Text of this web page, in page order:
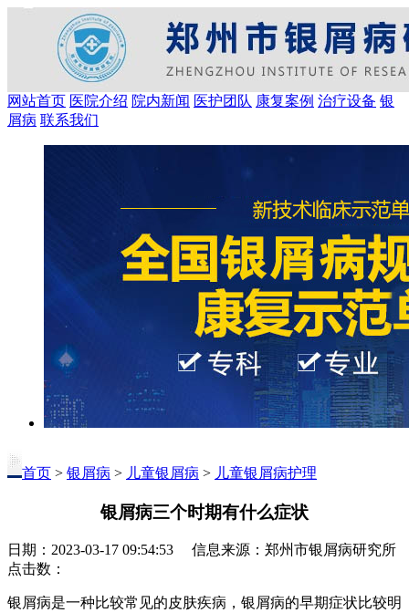
网站首页 医院介绍 院内新闻 医护团队 康复案例 治疗设备 银
屑病 联系我们
首页 > 银屑病 > 儿童银屑病 > 儿童银屑病护理
银屑病三个时期有什么症状
日期：2023-03-17 09:54:53 信息来源：郑州市银屑病研究所
点击数：
银屑病是一种比较常见的皮肤疾病，银屑病的早期症状比较明